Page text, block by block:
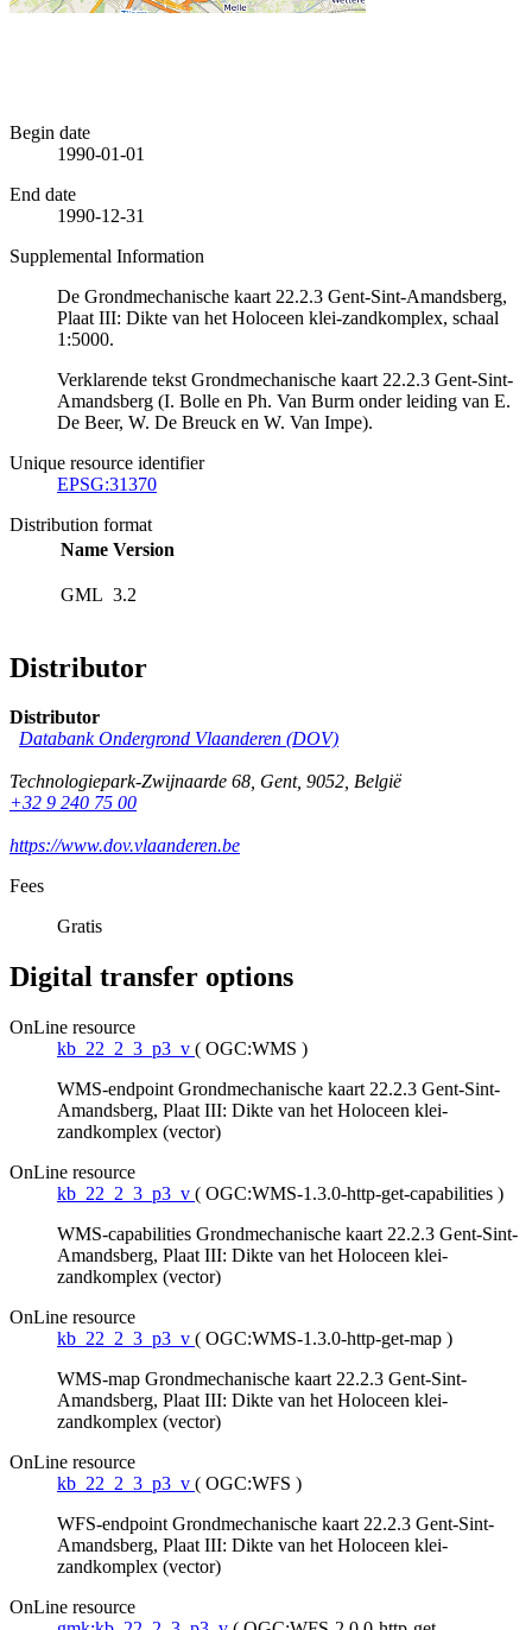
Begin date
1990-01-01
End date
1990-12-31
Supplemental Information
De Grondmechanische kaart 22.2.3 Gent-Sint-Amandsberg,
Plaat III: Dikte van het Holoceen klei-zandkomplex, schaal
1:5000.
Verklarende tekst Grondmechanische kaart 22.2.3 Gent-Sint-
Amandsberg (I. Bolle en Ph. Van Burm onder leiding van E.
De Beer, W. De Breuck en W. Van Impe).
Unique resource identifier
EPSG:31370
Distribution format
Name Version
GML 3.2
Distributor
Distributor
Databank Ondergrond Vlaanderen (DOV)
Technologiepark-Zwijnaarde 68, Gent, 9052, België
+32 9 240 75 00
https://www.dov.vlaanderen.be
Fees
Gratis
Digital transfer options
OnLine resource
kb_22_2_3_p3_v ( OGC:WMS )
WMS-endpoint Grondmechanische kaart 22.2.3 Gent-Sint-
Amandsberg, Plaat III: Dikte van het Holoceen klei-
zandkomplex (vector)
OnLine resource
kb_22_2_3_p3_v ( OGC:WMS-1.3.0-http-get-capabilities )
WMS-capabilities Grondmechanische kaart 22.2.3 Gent-Sint-
Amandsberg, Plaat III: Dikte van het Holoceen klei-
zandkomplex (vector)
OnLine resource
kb_22_2_3_p3_v ( OGC:WMS-1.3.0-http-get-map )
WMS-map Grondmechanische kaart 22.2.3 Gent-Sint-
Amandsberg, Plaat III: Dikte van het Holoceen klei-
zandkomplex (vector)
OnLine resource
kb_22_2_3_p3_v ( OGC:WFS )
WFS-endpoint Grondmechanische kaart 22.2.3 Gent-Sint-
Amandsberg, Plaat III: Dikte van het Holoceen klei-
zandkomplex (vector)
OnLine resource